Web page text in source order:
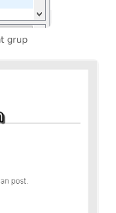
grup